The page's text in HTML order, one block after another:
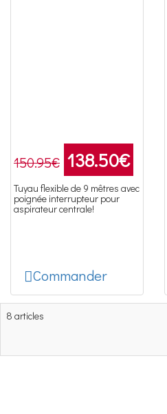
150.95€ 138.50€
Tuyau flexible de 9 mêtres avec
poignée interrupteur pour
aspirateur centrale!
Commander
8 articles